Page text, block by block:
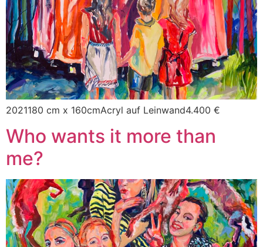
2021180 cm x 160cmAcryl auf Leinwand4.400 €
Who wants it more than
me?